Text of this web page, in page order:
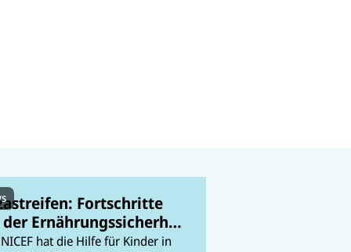
Fortschritte
Ernährungssicherheit
– Lage bleibt
hat die Hilfe für Kinder in